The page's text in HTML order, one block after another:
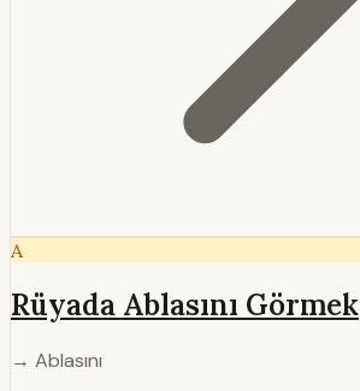
A
Rüyada Ablasını Görmek
→ Ablasını